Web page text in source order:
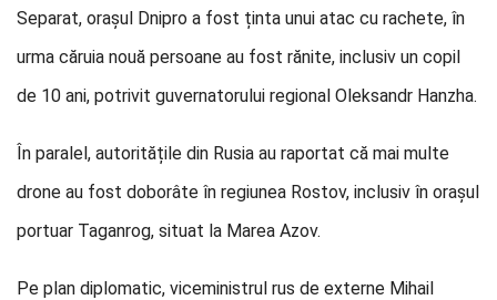
Separat, orașul Dnipro a fost ținta unui atac cu rachete, în
urma căruia nouă persoane au fost rănite, inclusiv un copil
de 10 ani, potrivit guvernatorului regional Oleksandr Hanzha.
În paralel, autoritățile din Rusia au raportat că mai multe
drone au fost doborâte în regiunea Rostov, inclusiv în orașul
portuar Taganrog, situat la Marea Azov.
Pe plan diplomatic, viceministrul rus de externe Mihail